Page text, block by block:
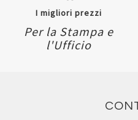
I migliori prezzi
Per la Stampa e
l'Ufficio